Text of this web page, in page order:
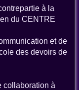
à la
du CENTRE
et de
des devoirs de
collaboration à